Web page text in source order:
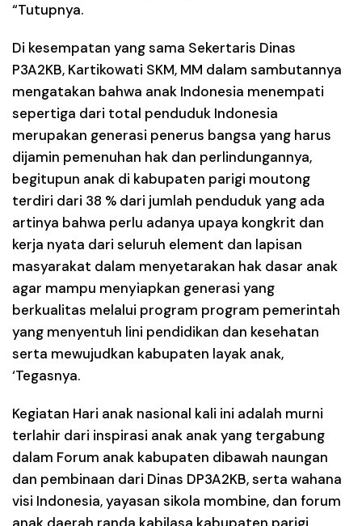
“Tutupnya.
Di kesempatan yang sama Sekertaris Dinas
P3A2KB, Kartikowati SKM, MM dalam sambutannya
mengatakan bahwa anak Indonesia menempati
sepertiga dari total penduduk Indonesia
merupakan generasi penerus bangsa yang harus
dijamin pemenuhan hak dan perlindungannya,
begitupun anak di kabupaten parigi moutong
terdiri dari 38 % dari jumlah penduduk yang ada
artinya bahwa perlu adanya upaya kongkrit dan
kerja nyata dari seluruh element dan lapisan
masyarakat dalam menyetarakan hak dasar anak
agar mampu menyiapkan generasi yang
berkualitas melalui program program pemerintah
yang menyentuh lini pendidikan dan kesehatan
serta mewujudkan kabupaten layak anak,
‘Tegasnya.
Kegiatan Hari anak nasional kali ini adalah murni
terlahir dari inspirasi anak anak yang tergabung
dalam Forum anak kabupaten dibawah naungan
dan pembinaan dari Dinas DP3A2KB, serta wahana
visi Indonesia, yayasan sikola mombine, dan forum